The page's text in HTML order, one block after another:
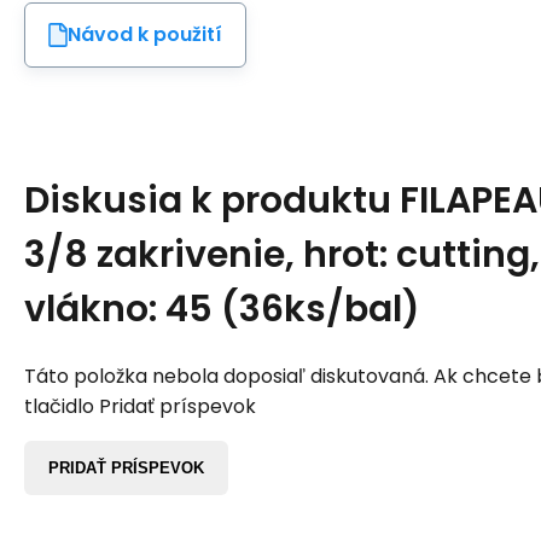
Návod k použití
Diskusia k produktu
3/8 zakrivenie, hrot: cutting,
vlákno: 45 (36ks/bal)
Táto položka nebola doposiaľ diskutovaná. Ak chcete
tlačidlo Pridať príspevok
PRIDAŤ PRÍSPEVOK